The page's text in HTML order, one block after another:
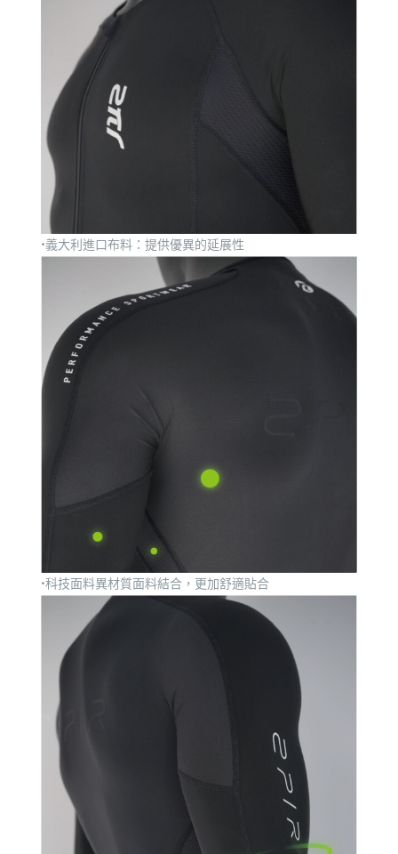
•義大利進口布料：提供優異的延展性
•科技面料異材質面料結合，更加舒適貼合